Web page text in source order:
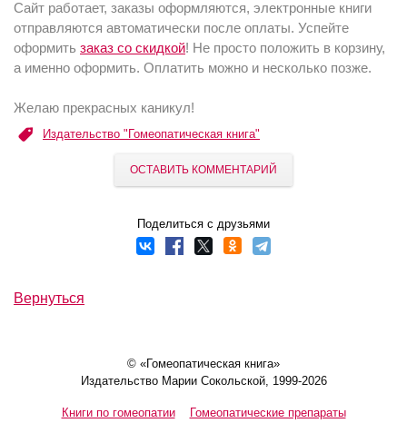
Сайт работает, заказы оформляются, электронные книги
отправляются автоматически после оплаты. Успейте
оформить заказ со скидкой! Не просто положить в корзину,
а именно оформить. Оплатить можно и несколько позже.
Желаю прекрасных каникул!
Издательство "Гомеопатическая книга"
ОСТАВИТЬ КОММЕНТАРИЙ
Поделиться с друзьями
Вернуться
© «Гомеопатическая книга»
Издательство Марии Сокольской, 1999-2026
Книги по гомеопатии Гомеопатические препараты